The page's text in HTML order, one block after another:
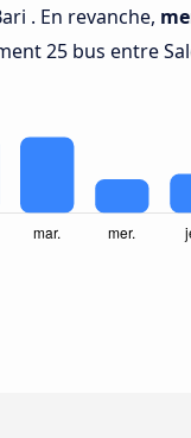
. En revanche,
25 bus entre